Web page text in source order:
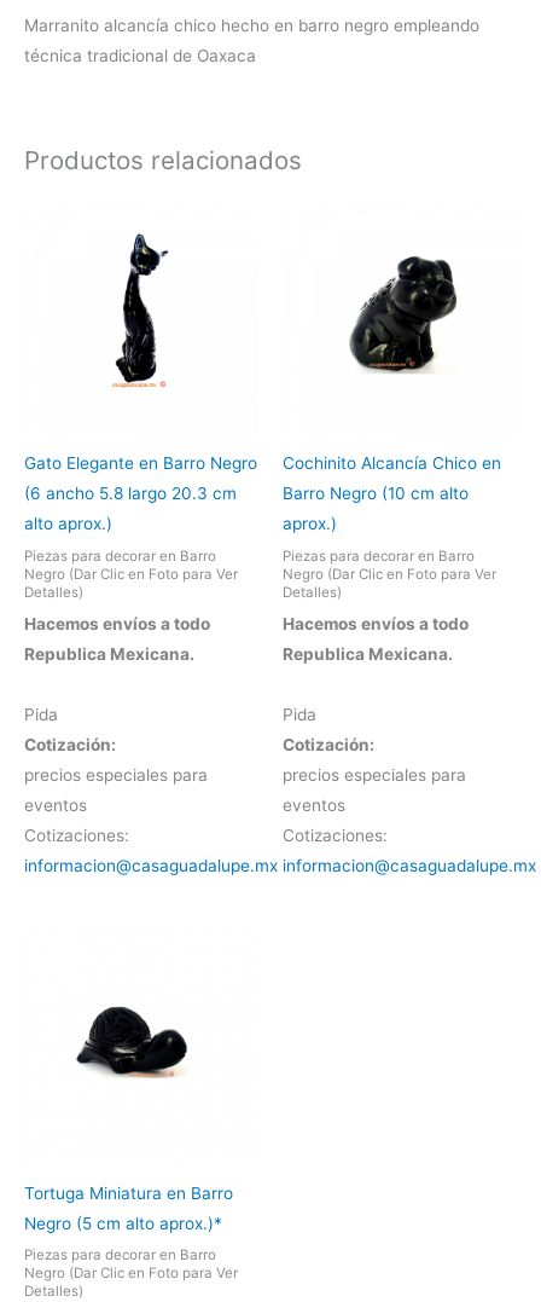
Marranito alcancía chico hecho en barro negro empleando
técnica tradicional de Oaxaca
Productos relacionados
Gato Elegante en Barro Negro
(6 ancho 5.8 largo 20.3 cm
alto aprox.)
Piezas para decorar en Barro
Negro (Dar Clic en Foto para Ver
Detalles)
Hacemos envíos a todo
Republica Mexicana.
Pida
Cotización:
precios especiales para
eventos
Cotizaciones:
informacion@casaguadalupe.mx
Cochinito Alcancía Chico en
Barro Negro (10 cm alto
aprox.)
Piezas para decorar en Barro
Negro (Dar Clic en Foto para Ver
Detalles)
Hacemos envíos a todo
Republica Mexicana.
Pida
Cotización:
precios especiales para
eventos
Cotizaciones:
informacion@casaguadalupe.mx
Tortuga Miniatura en Barro
Negro (5 cm alto aprox.)*
Piezas para decorar en Barro
Negro (Dar Clic en Foto para Ver
Detalles)